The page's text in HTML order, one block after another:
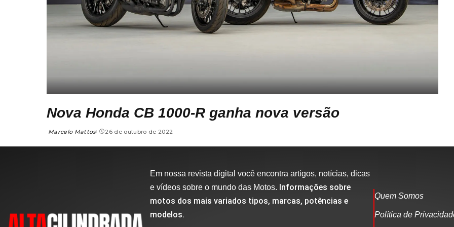
Nova Honda CB 1000-R ganha nova versão
Marcelo Mattos 26 de outubro de 2022
Em nossa revista digital você encontra artigos, notícias, dicas
e vídeos sobre o mundo das Motos. Informações sobre
motos dos mais variados tipos, marcas, potências e
modelos.
Quem Somos
Política de